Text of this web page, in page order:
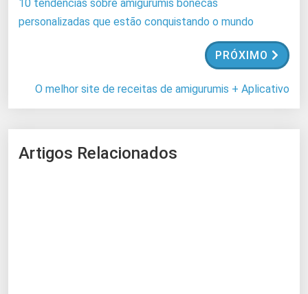
10 tendências sobre amigurumis bonecas
personalizadas que estão conquistando o mundo
PRÓXIMO
O melhor site de receitas de amigurumis + Aplicativo
Artigos Relacionados